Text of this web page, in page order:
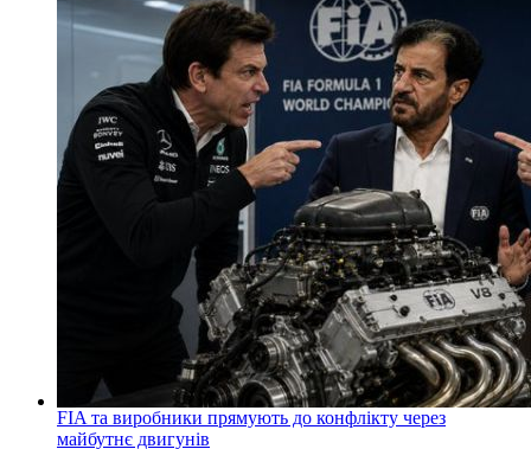
FIA та виробники прямують до конфлікту через
майбутнє двигунів